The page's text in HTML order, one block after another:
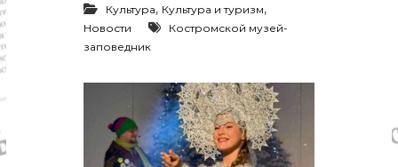
Культура, Культура и туризм,
Новости
Костромской музей-
заповедник